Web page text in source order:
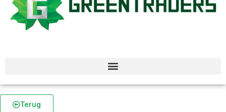
Terug